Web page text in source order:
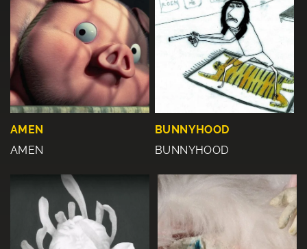
AMEN
AMEN
BUNNYHOOD
BUNNYHOOD